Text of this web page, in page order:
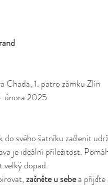
Chada, 1. patro zámku Zlín
února 2025
do svého šatníku začlenit
je ideální příležitost.
velký dopad.
začněte u sebe a přijďte